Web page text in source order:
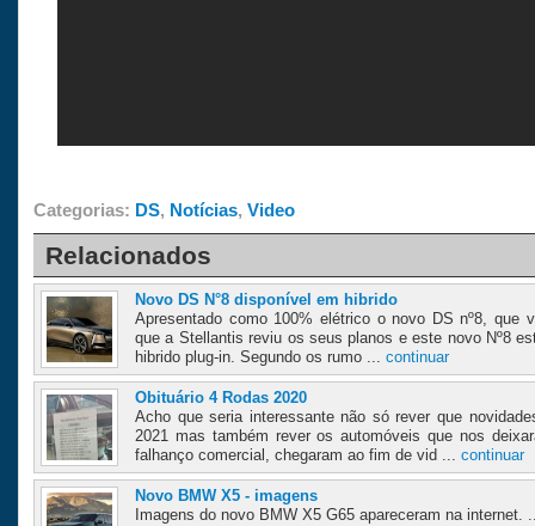
Categorias: DS, Notícias, Video
Relacionados
Novo DS N°8 disponível em hibrido
Apresentado como 100% elétrico o novo DS nº8, que
que a Stellantis reviu os seus planos e este novo Nº8
hibrido plug-in. Segundo os rumo ... continuar
Obituário 4 Rodas 2020
Acho que seria interessante não só rever que
2021 mas também rever os automóveis que nos
falhanço comercial, chegaram ao fim de vid ... continuar
Novo BMW X5 - imagens
Imagens do novo BMW X5 G65 apareceram na internet.